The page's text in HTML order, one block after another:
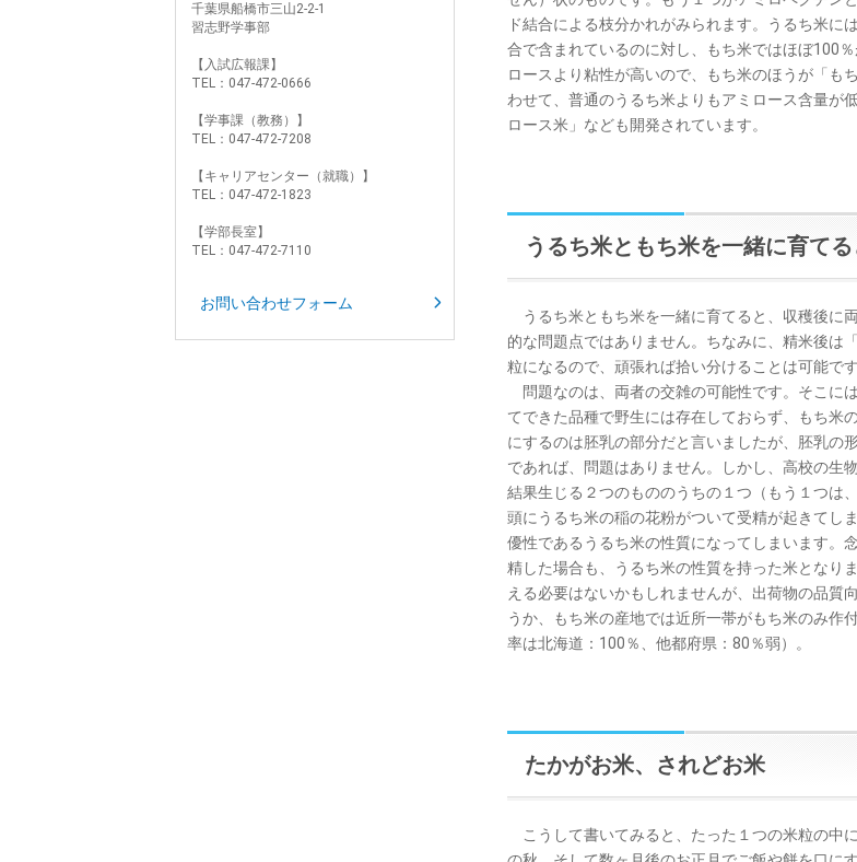
ド結合による枝分かれがみられます。うるち米
合で含まれているのに対し、もち米ではほぼ100
ロースより粘性が高いので、もち米のほうが「も
わせて、普通のうるち米よりもアミロース含量が
ロース米」なども開発されています。
うるち米ともち米を一緒に育てる
うるち米ともち米を一緒に育てると、収穫後に
的な問題点ではありません。ちなみに、精米後は
粒になるので、頑張れば拾い分けることは可能です
問題なのは、両者の交雑の可能性です。そこに
てできた品種で野生には存在しておらず、もち米
にするのは胚乳の部分だと言いましたが、胚乳の
であれば、問題はありません。しかし、高校の生
結果生じる２つのもののうちの１つ（もう１つは
頭にうるち米の稲の花粉がついて受精が起きてし
優性であるうるち米の性質になってしまいます。
精した場合も、うるち米の性質を持った米となり
える必要はないかもしれませんが、出荷物の品質
うか、もち米の産地では近所一帯がもち米のみ作
率は北海道：100％、他都府県：80％弱）。
たかがお米、されどお米
こうして書いてみると、たった１つの米粒の中
千葉県船橋市三山2-2-1
習志野学事部
【入試広報課】
TEL：047-472-0666
【学事課（教務）】
TEL：047-472-7208
【キャリアセンター（就職）】
TEL：047-472-1823
【学部長室】
TEL：047-472-7110
お問い合わせフォーム